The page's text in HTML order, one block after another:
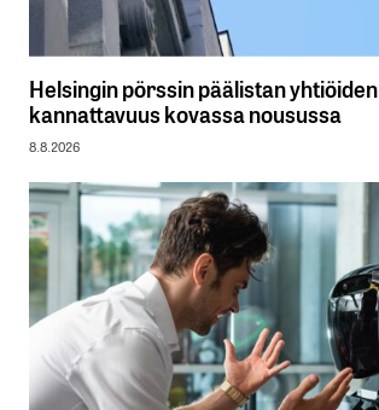
Helsingin pörssin päälistan yhtiöiden
kannattavuus kovassa nousussa
8.8.2026